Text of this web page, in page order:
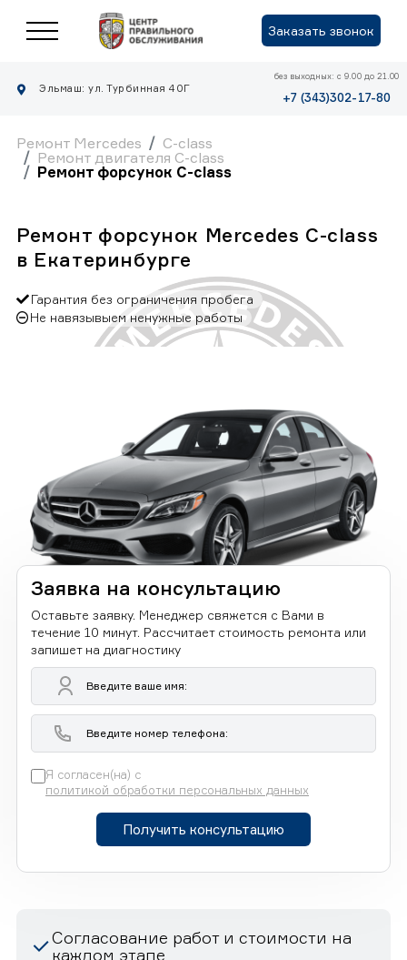
Заказать звонок
Эльмаш: ул. Турбинная 40Г
без выходных: с 9.00 до 21.00
+7 (343)302-17-80
Ремонт Mercedes
C-class
Ремонт двигателя C-class
Ремонт форсунок C-class
Ремонт форсунок Mercedes C-class
в Екатеринбурге
Гарантия без ограничения пробега
Не навязывыем ненужные работы
Заявка на консультацию
Оставьте заявку. Менеджер свяжется с Вами в
течение 10 минут. Рассчитает стоимость ремонта или
запишет на диагностику
Я согласен(на) с
политикой обработки персональных данных
Получить консультацию
Согласование работ и стоимости на
каждом этапе